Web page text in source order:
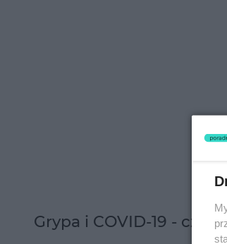
Grypa i COVID-19 - czy